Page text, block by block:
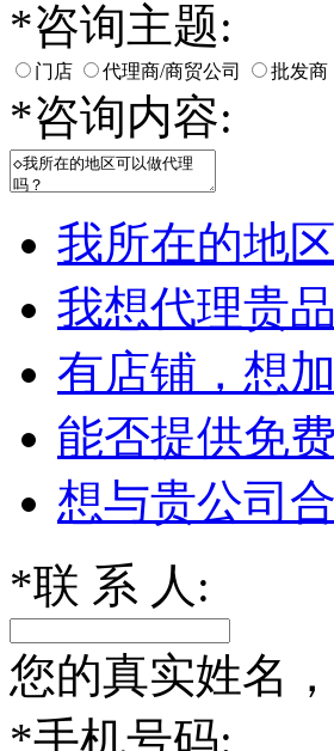
*咨询主题:
门店 代理商/商贸公司 批发商
*咨询内容:
我所在的地
我想代理贵
有店铺，想
能否提供免
想与贵公司
*联 系 人:
您的真实姓名
*手机号码: